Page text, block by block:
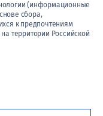
(информационные
сбора,
к предпочтениям
территории Российской